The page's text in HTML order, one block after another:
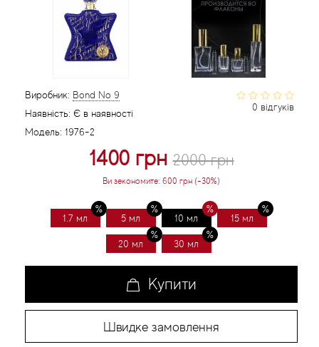
0 відгуків
Виробник: Bond No 9
Наявність: Є в наявності
Модель: 1976-2
1400 грн2000 грн
Ви зекономите: 600 грн (-30%)
1.7 мл 5 мл 10 мл 15 мл
20 мл 30 мл
Купити
Швидке замовлення